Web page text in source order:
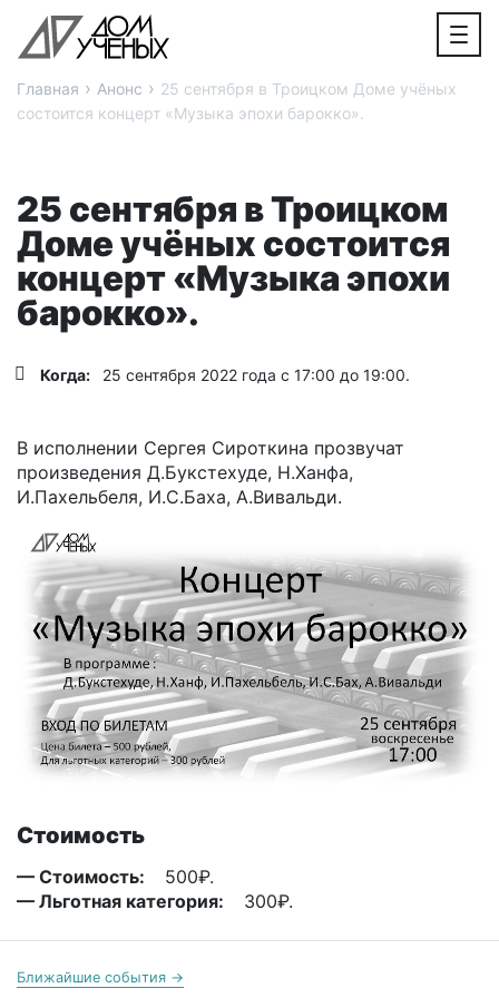
Главная › Анонс › 25 сентября в Троицком Доме учёных
состоится концерт «Музыка эпохи барокко».
25 сентября в Троицком
Доме учёных состоится
концерт «Музыка эпохи
барокко».
Когда: 25 сентября 2022 года с 17:00 до 19:00.
В исполнении Сергея Сироткина прозвучат
произведения Д.Букстехуде, Н.Ханфа,
И.Пахельбеля, И.С.Баха, А.Вивальди.
Стоимость
— Стоимость:
500₽.
— Льготная категория:
300₽.
Ближайшие события →